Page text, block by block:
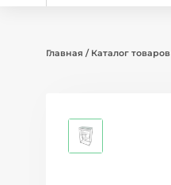
Главная / Каталог товаров